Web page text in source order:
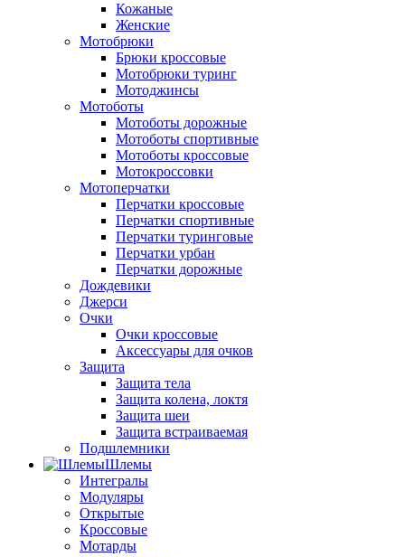
Кожаные
Женские
Мотобрюки
Брюки кроссовые
Мотобрюки туринг
Мотоджинсы
Мотоботы
Мотоботы дорожные
Мотоботы спортивные
Мотоботы кроссовые
Мотокроссовки
Мотоперчатки
Перчатки кроссовые
Перчатки спортивные
Перчатки туринговые
Перчатки урбан
Перчатки дорожные
Дождевики
Джерси
Очки
Очки кроссовые
Аксессуары для очков
Защита
Защита тела
Защита колена, локтя
Защита шеи
Защита встраиваемая
Подшлемники
Шлемы
Интегралы
Модуляры
Открытые
Кроссовые
Мотарды